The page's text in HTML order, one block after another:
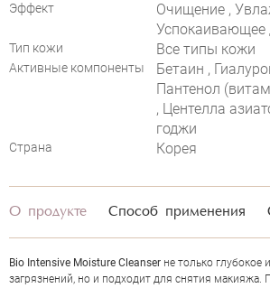
CLEANSER
Эффект
Очищение ,
Успокаивающее
Тип кожи Все типы кожи
Активные компоненты
Бетаин ,
Пантенол
, Центелла
годжи
Страна Корея
О продукте Способ применения
Bio Intensive Moisture Cleanser не только глубокое
загрязнений, но и подходит для снятия макияжа.